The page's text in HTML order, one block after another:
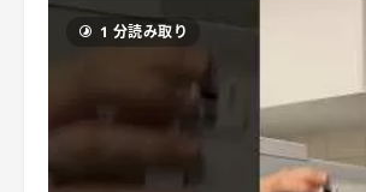
1 分読み取り